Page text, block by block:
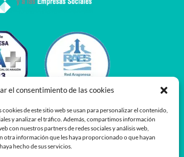
el consentimiento de las cookies
cookies de este sitio web se usan para personalizar el contenido,
y analizar el tráfico. Además, compartimos información
con nuestros partners de redes sociales y análisis web,
otra información que les haya proporcionado o que hayan
hecho de sus servicios.